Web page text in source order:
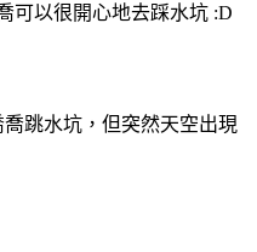
可以很開心地去踩水坑 :D
跳水坑，但突然天空出現